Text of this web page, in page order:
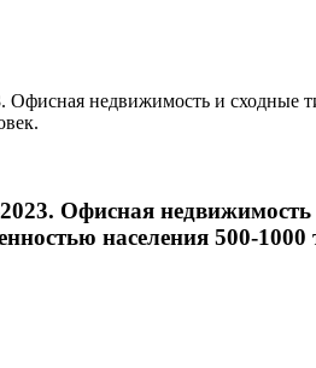
недвижимость и сходные
Офисная
населения 500-1000